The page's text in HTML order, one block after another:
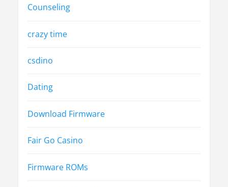
Counseling
crazy time
csdino
Dating
Download Firmware
Fair Go Casino
Firmware ROMs